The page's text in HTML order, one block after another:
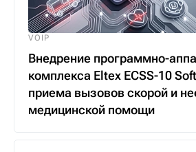
VOIP
Внедрение программно-
комплекса Eltex ECSS-10
приема вызовов скорой и
медицинской помощи